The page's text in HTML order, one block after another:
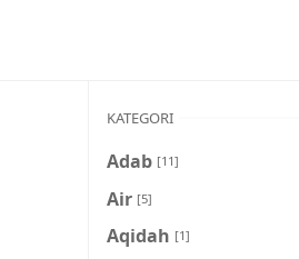
KATEGORI
Adab [11]
Air [5]
Aqidah [1]